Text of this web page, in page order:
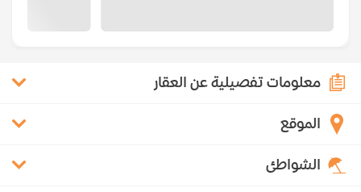
معلومات تفصيلية عن العقار
الموقع
الشواطئ